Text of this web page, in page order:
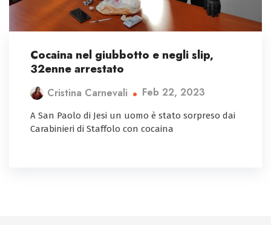
Cocaina nel giubbotto e negli slip,
32enne arrestato
Cristina Carnevali Feb 22, 2023
A San Paolo di Jesi un uomo è stato sorpreso dai
Carabinieri di Staffolo con cocaina